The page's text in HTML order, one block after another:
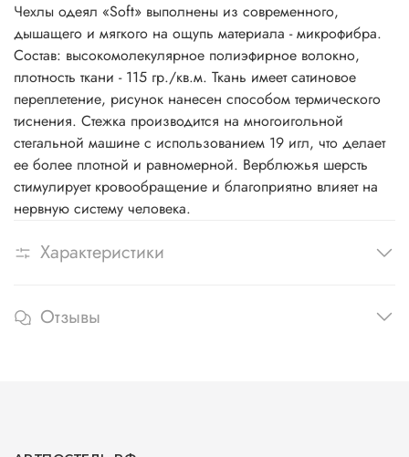
Чехлы одеял «Soft» выполнены из современного,
дышащего и мягкого на ощупь материала - микрофибра.
Состав: высокомолекулярное полиэфирное волокно,
плотность ткани - 115 гр./кв.м. Ткань имеет сатиновое
переплетение, рисунок нанесен способом термического
тиснения. Стежка производится на многоигольной
стегальной машине с использованием 19 игл, что делает
ее более плотной и равномерной. Верблюжья шерсть
стимулирует кровообращение и благоприятно влияет на
нервную систему человека.
Характеристики
Отзывы